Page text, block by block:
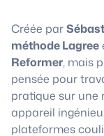
Créée par
méthode Lagree
Reformer, mais
pensée pour
pratique sur une
appareil
plateformes